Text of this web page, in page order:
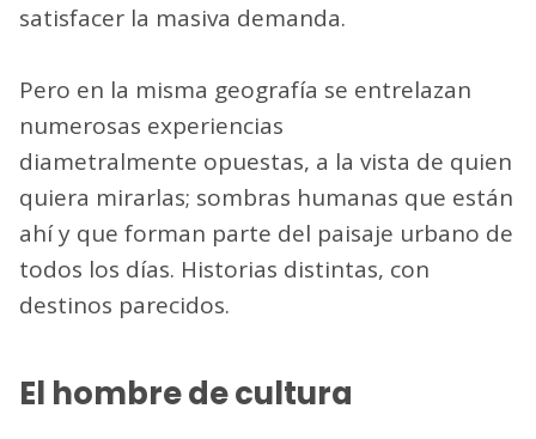
satisfacer la masiva demanda.
Pero en la misma geografía se entrelazan
numerosas experiencias
diametralmente opuestas, a la vista de quien
quiera mirarlas; sombras humanas que están
ahí y que forman parte del paisaje urbano de
todos los días. Historias distintas, con
destinos parecidos.
El hombre de cultura